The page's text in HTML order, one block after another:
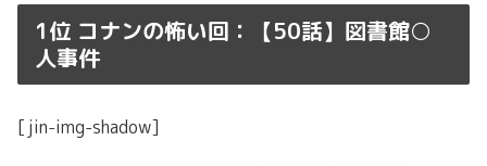
1位 コナンの怖い回：【50話】図書館○
人事件
[jin-img-shadow]